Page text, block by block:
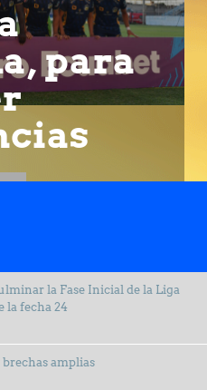
para
la Fase Inicial de la Liga
la fecha 24
brechas amplias